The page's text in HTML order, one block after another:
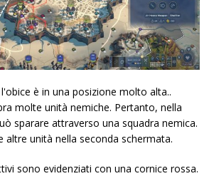
è in una posizione molto alta..
molte unità nemiche. Pertanto, nella
sparare attraverso una squadra nemica.
unità nella seconda schermata.
sono evidenziati con una cornice rossa.